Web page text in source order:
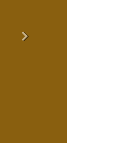
Suivant